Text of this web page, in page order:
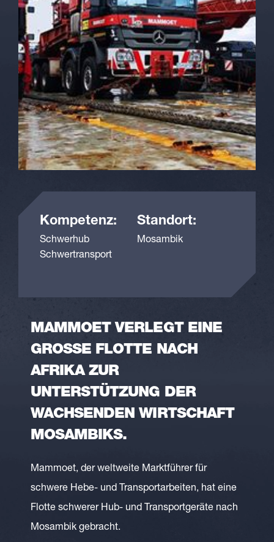
Kompetenz:
Schwerhub
Schwertransport
Standort:
Mosambik
MAMMOET VERLEGT EINE
GROSSE FLOTTE NACH A
FRIKA ZUR U
NTERSTÜTZUNG DER W
ACHSENDEN WIRTSCHAFT M
OSAMBIKS.
Mammoet, der weltweite Marktführer für
schwere Hebe- und Transportarbeiten, hat eine
Flotte schwerer Hub- und Transportgeräte nach
Mosambik gebracht.